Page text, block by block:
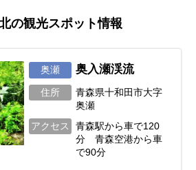
の観光スポット情報
奥瀬 奥入瀬渓流
住所
青森県十和田市大字
奥瀬
アクセス
青森駅から車で120
分 青森空港から車
で90分